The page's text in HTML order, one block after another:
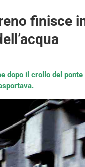
finisce
dopo il crollo del